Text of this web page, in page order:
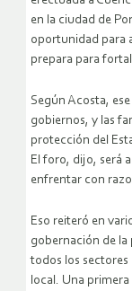
en la ciudad de
oportunidad para
prepara para
Según Acosta,
gobiernos, y las
protección del
El foro, dijo, será
enfrentar con
Eso reiteró en
gobernación de la
todos los sectores
local. Una